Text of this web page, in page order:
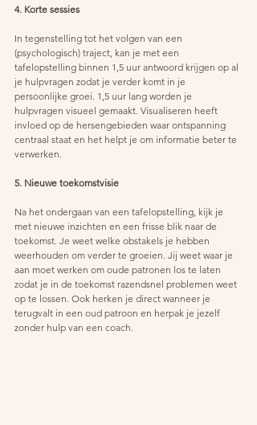
4. Korte sessies
In tegenstelling tot het volgen van een
(psychologisch) traject, kan je met een
tafelopstelling binnen 1,5 uur antwoord krijgen op al
je hulpvragen zodat je verder komt in je
persoonlijke groei. 1,5 uur lang worden je
hulpvragen visueel gemaakt. Visualiseren heeft
invloed op de hersengebieden waar ontspanning
centraal staat en het helpt je om informatie beter te
verwerken.
5. Nieuwe toekomstvisie
Na het ondergaan van een tafelopstelling, kijk je
met nieuwe inzichten en een frisse blik naar de
toekomst. Je weet welke obstakels je hebben
weerhouden om verder te groeien. Jij weet waar je
aan moet werken om oude patronen los te laten
zodat je in de toekomst razendsnel problemen weet
op te lossen. Ook herken je direct wanneer je
terugvalt in een oud patroon en herpak je jezelf
zonder hulp van een coach.